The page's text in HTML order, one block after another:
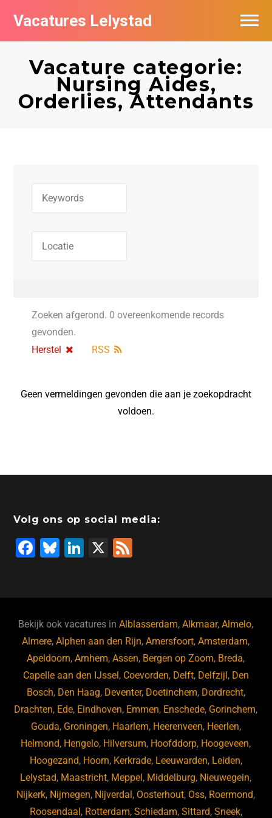
Vacatures Lelystad
Vacature categorie:
Nursing Aides,
Orderlies, Attendants
Zoeken afgerond. 0 overeenkomende records
gevonden.
Herstel
RSS
Geen vermeldingen gevonden die aan je zoekopdracht
voldoen.
Volg ons op social media:
F
b
o
o
k
Bl
ky
Li
dI
n
X
Bekijk ook vacatures inAlblasserdam,Alkmaar,Almelo,
Almere,Alphen aan den Rijn,Amersfoort,Amsterdam,
Apeldoorn,Arnhem,Assen, Bergen op Zoom, Breda,
Capelle aan den IJssel , Coevorden, Delft, Delfzijl , Den
Bosch, Den Haag, Deventer, Doetinchem, Dordrecht,
Drachten, Ede, Eindhoven, Emmen, Enschede, Gorinchem,
Gouda, Groningen, Haarlem, Heerenveen, Heerlen,
Helmond, Hengelo, Hilversum, Hoofddorp, Hoogeveen,
Hoogezand, Hoorn, Kerkrade, Leeuwarden, Leiden,
Lelystad, Maastricht, Meppel , Middelburg, Nieuwegein,
Nijkerk, Nijmegen, Nijverdal , Oosterhout, Oss, Roermond,
Roosendaal , Rotterdam, Schiedam, Sittard, Sneek,
Vacatures per bedrijf in Lelystad
De populairste vacatures in Lelystad
Nieuwsbrief feed